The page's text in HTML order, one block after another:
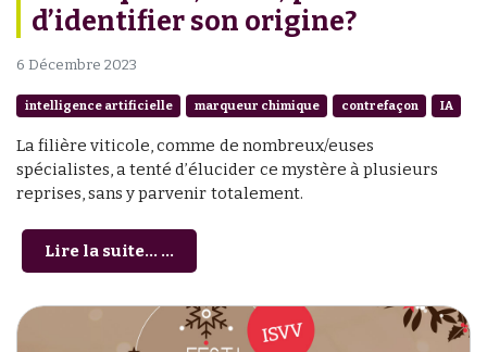
d’identifier son origine?
6 Décembre 2023
intelligence artificielle marqueur chimique contrefaçon IA
La filière viticole, comme de nombreux/euses
spécialistes, a tenté d’élucider ce mystère à plusieurs
reprises, sans y parvenir totalement.
Lire la suite... ...